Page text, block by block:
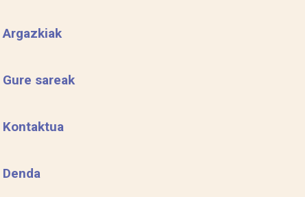
Argazkiak
Gure sareak
Kontaktua
Denda